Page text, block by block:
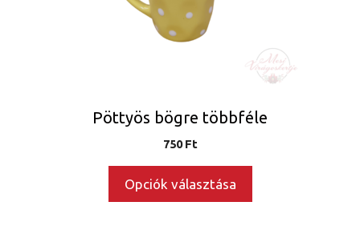
Pöttyös bögre többféle
750Ft
Opciók választása